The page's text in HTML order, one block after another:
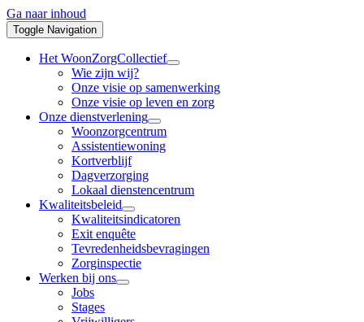
Ga naar inhoud
Toggle Navigation
Het WoonZorgCollectief
Wie zijn wij?
Onze visie op samenwerking
Onze visie op leven en zorg
Onze dienstverlening
Woonzorgcentrum
Assistentiewoning
Kortverblijf
Dagverzorging
Lokaal dienstencentrum
Kwaliteitsbeleid
Kwaliteitsindicatoren
Exit enquête
Tevredenheidsbevragingen
Zorginspectie
Werken bij ons
Jobs
Stages